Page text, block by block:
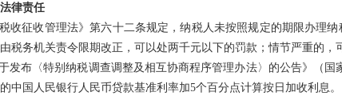
律责任
征收管理法》第六十二条规定，纳税人未按照规定的期限办理
税务机关责令限期改正，可以处两千元以下的罚款；情节严重的，
布〈特别纳税调查调整及相互协商程序管理办法〉的公告》（国
中国人民银行人民币贷款基准利率加5个百分点计算按日加收利息。